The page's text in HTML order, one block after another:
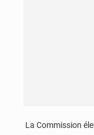
La Commission